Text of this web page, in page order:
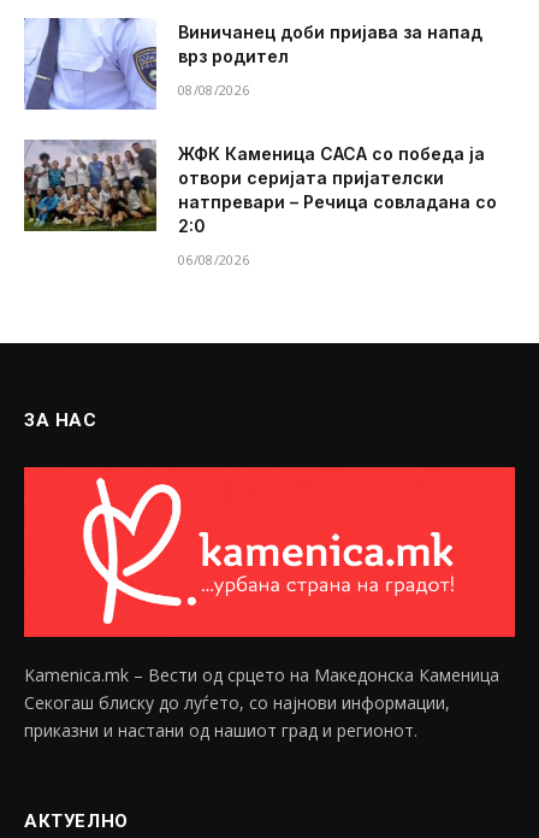
Виничанец доби пријава за напад
врз родител
08/08/2026
ЖФК Каменица САСА со победа ја
отвори серијата пријателски
натпревари – Речица совладана со
2:0
06/08/2026
ЗА НАС
Kamenica.mk – Вести од срцето на Македонска Каменица
Секогаш блиску до луѓето, со најнови информации,
приказни и настани од нашиот град и регионот.
АКТУЕЛНО